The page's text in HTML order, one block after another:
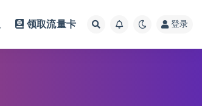
领取流量卡 登录